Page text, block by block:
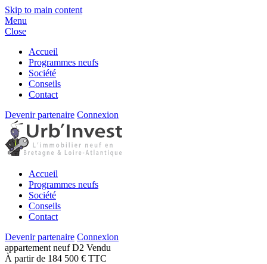
Skip to main content
Menu
Close
Accueil
Programmes neufs
Société
Conseils
Contact
Devenir partenaire Connexion
Accueil
Programmes neufs
Société
Conseils
Contact
Devenir partenaire Connexion
appartement neufD2 Vendu
À partir de 184 500 € TTC